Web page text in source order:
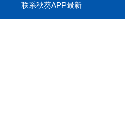
联系秋葵APP最新